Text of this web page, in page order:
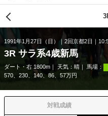
1991年1月27日（日） 2回京都2日
3R サラ系4歳新馬
ダート・右 1800m 天気： 晴 馬場：
570、230、140、86、57万円
対戦成績